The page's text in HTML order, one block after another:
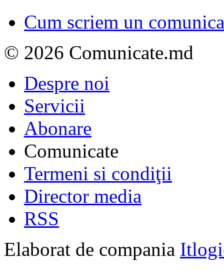
Cum scriem un
© 2026 Comunicate.md
Despre noi
Servicii
Abonare
Comunicate
Termeni si condiţii
Director media
RSS
Elaborat de compania